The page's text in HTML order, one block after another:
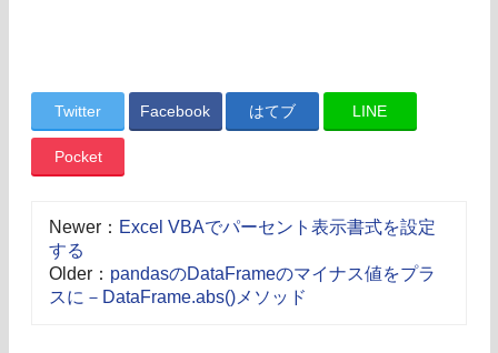
Twitter Facebook はてブ LINE
Pocket
Newer： Excel VBAでパーセント表示書式を設定
する
Older： pandasのDataFrameのマイナス値をプラ
スに－DataFrame.abs()メソッド